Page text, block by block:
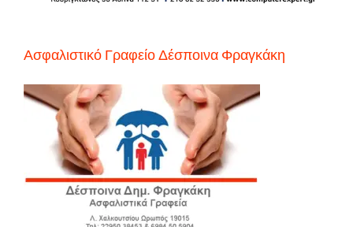
Ασφαλιστικό Γραφείο Δέσποινα Φραγκάκη